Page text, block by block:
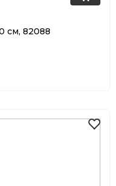
см, 82088